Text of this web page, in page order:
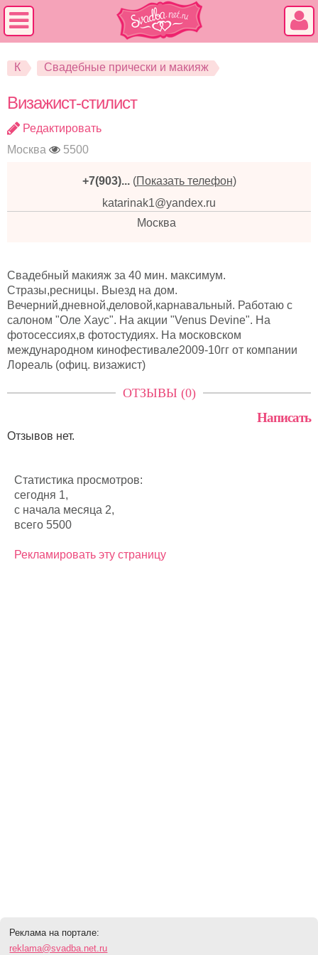
К Свадебные прически и макияж
Визажист-стилист
Редактировать
Москва
5500
+7(903)... (Показать телефон)
katarinak1@yandex.ru
Москва
Свадебный макияж за 40 мин. максимум.
Стразы,ресницы. Выезд на дом.
Вечерний,дневной,деловой,карнавальный. Работаю с
салоном "Оле Хаус". На акции "Venus Devine". На
фотосессиях,в фотостудиях. На московском
международном кинофестивале2009-10гг от компании
Лореаль (офиц. визажист)
ОТЗЫВЫ (0)
Написать
Отзывов нет.
Статистика просмотров:
сегодня 1,
с начала месяца 2,
всего 5500
Рекламировать эту страницу
Реклама на портале:
reklama@svadba.net.ru